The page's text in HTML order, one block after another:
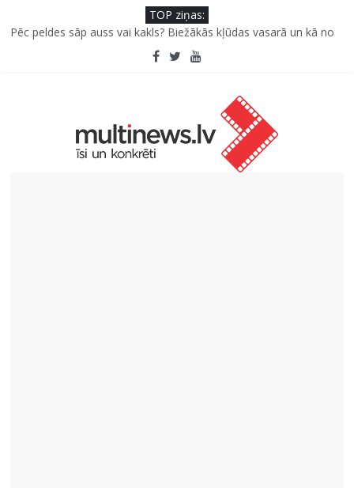
TOP ziņas:
Pūtēju orķestru svētki Rojā
Pēc peldes sāp auss vai kakls? Biežākās kļūdas vasarā un kā no
Šefpavārs iesaka, kā gudri un izdevīgi izmantot kabačus no
sezonas sākuma līdz pat ziemai
5 svarīgi soļi, lai bērns skolā atgrieztos vesels un gatavs